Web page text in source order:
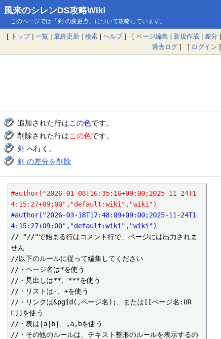
風来のシレンDS攻略Wiki
このページでは「剣 の変更点」について攻略しています。
[ トップ| 一覧 | 最終更新 | 検索 | ヘルプ] [ ページ編集 | 新規作成 | 差分 |
過去ログ ] [ ログイン ]
追加された行はこの色です。
削除された行はこの色です。
剣 へ行く。
剣 の差分を削除
#author("2026-01-08T16:35:16+09:00;2025-11-24T1
4:15:27+09:00","default:wiki","wiki")
#author("2026-03-18T17:48:09+09:00;2025-11-24T1
4:15:27+09:00","default:wiki","wiki")
// "//"で始まる行はコメント行で、ページには出力されま
せん
//以下のルールに従って編集してください
//・ページ名は*を使う
//・見出しは**、***を使う
//・リストは-、+を使う
//・リンクは&pgid(,ページ名);、または[[ページ名:UR
L]]を使う
//・表は|a|b|、,a,bを使う
//・その他のルールは、テキスト整形のルールを表示するの